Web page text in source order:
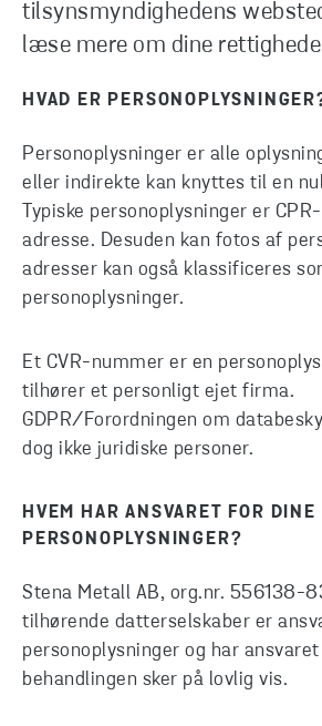
tilsynsmyndighedens
læse mere om dine
HVAD ER
Personoplysninger er alle
eller indirekte kan knyttes til en
Typiske personoplysninger er
adresse. Desuden kan fotos af
adresser kan også klassificeres
personoplysninger.
Et CVR-nummer er en
tilhører et personligt ejet firma.
GDPR/Forordningen om
dog ikke juridiske personer.
HVEM HAR ANSVARET FOR DINE
PERSONOPLYSNINGER?
Stena Metall AB, org.nr. 556138-
tilhørende datterselskaber er
personoplysninger og har
behandlingen sker på lovlig vis.